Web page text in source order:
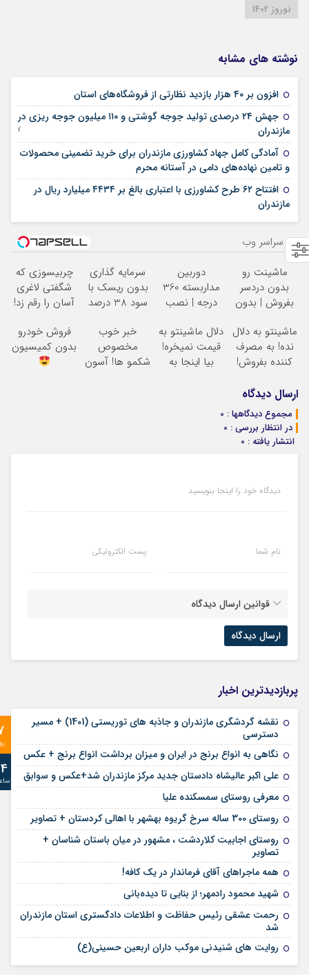
نوروز 1402
نوشته های مشابه
افزون بر ۴۰ هزار بازدید نظارتی از فروشگاه‌های استان
جهش ۲۴ درصدی تولید جوجه گوشتی و ۱۱۰ میلیون جوجه ریزی در
مازندران
07 جولای 2025
آمادگی کامل جهاد کشاورزی مازندران برای خرید تضمینی محصولات
و تامین نهاده‌های دامی در آستانه محرم
افتتاح ۶۲ طرح کشاورزی با اعتباری بالغ بر ۴۴۳۴ میلیارد ریال در
مازندران
از سراسر وب
ماشینت رو
بدون دردسر
بفروش | بدون
دوربین
مداربسته 360
درجه | نصب
سرمایه گذاری
بدون ریسک با
سود 38 درصد
چربیسوزی که
شگفتی لاغری
آسان را رقم زد!
ماشینتو به دلال
نده! به مصرف
کننده بفروش!
یک تماس
دلال ماشینتو به
قیمت نمیخره!
بیا اینجا به
خبر خوب
مخصوص
شکمو ها! آسون
فروش خودرو
بدون کمیسیون
ارسال دیدگاه
مجموع دیدگاهها : 0
در انتظار بررسی : 0
انتشار یافته : 0
دیدگاه خود را اینجا بنویسید
نام شما پست الکترونیکی
قوانین ارسال دیدگاه
پربازدیدترین اخبار
نقشه گردشگری مازندران و جاذبه های توریستی (1401) + مسیر
دسترسی
نگاهی به انواع برنج در ایران و میزان برداشت انواع برنج + عکس
علی‌ اکبر عالیشاه دادستان جدید مرکز مازندران شد+عکس و سوابق
معرفی روستای سمسکنده علیا
روستای 300 ساله سرخ ‌گریوه بهشهر با اهالی کردستان + تصاویر
روستای اجابیت کلاردشت ، مشهور در میان باستان شناسان +
تصاویر
همه ماجراهای آقای فرماندار در یک کافه!
شهید محمود رادمهر؛ از بنایی تا دیده‌بانی
رحمت عشقی رئیس حفاظت و اطلاعات دادگستری استان مازندران
شد
روایت های شنیدنی موکب داران اربعین حسینی(ع)